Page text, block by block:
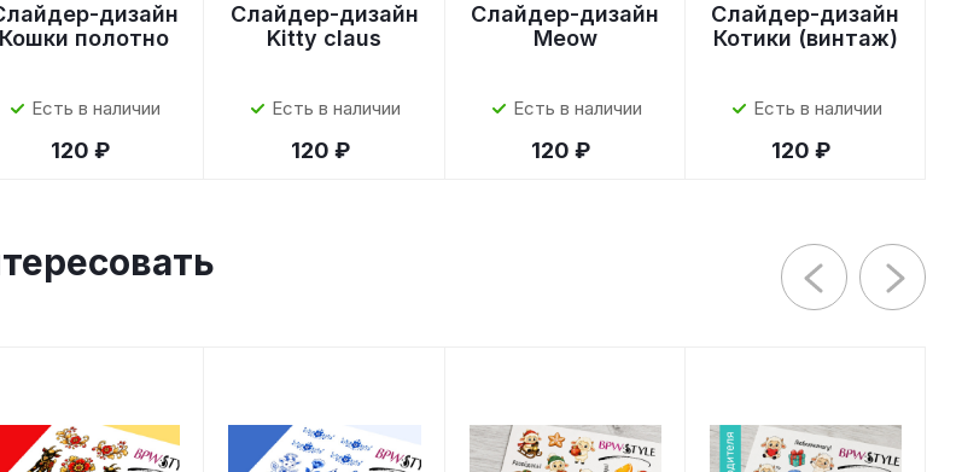
дизайн
Кошки полотно
Есть в наличии
120 ₽
Слайдер-дизайн
Kitty claus
Есть в наличии
120 ₽
Слайдер-дизайн
Meow
Есть в наличии
120 ₽
Слайдер-дизайн
Котики (винтаж)
Есть в наличии
120 ₽